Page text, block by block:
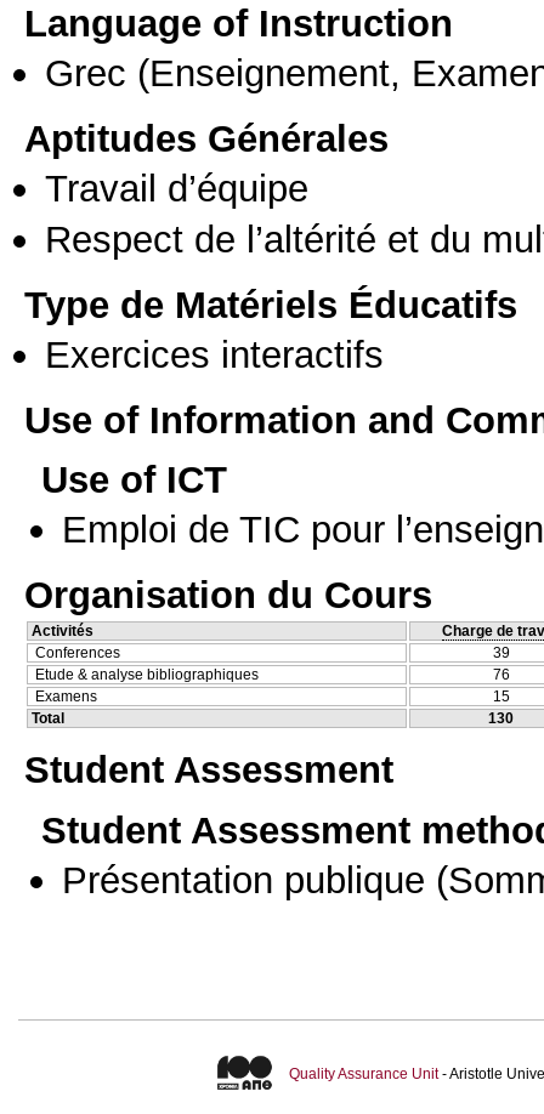
Language of Instruction
Grec (Enseignement,
Aptitudes Générales
Travail d’équipe
Respect de l’altérité et du
Type de Matériels Éducatifs
Exercices interactifs
Use of Information and
Use of ICT
Emploi de TIC pour
Organisation du Cours
Activités
Charge de
Conferences
39
Etude & analyse bibliographiques
76
Examens
15
Total
130
Student Assessment
Student Assessment
Présentation publique
Quality Assurance Unit- Aristotle